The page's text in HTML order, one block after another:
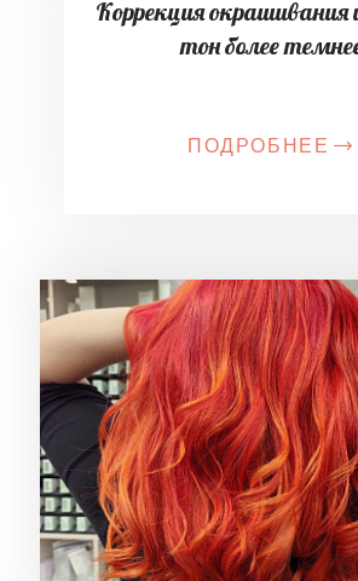
Коррекция
тон более
ПОДРОБНЕЕ